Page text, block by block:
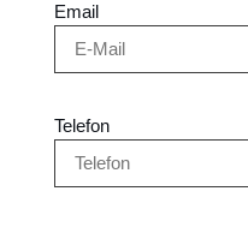
Email
Telefon